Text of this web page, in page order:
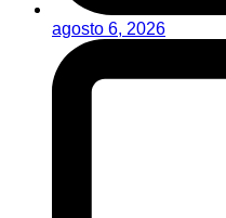
agosto 6, 2026